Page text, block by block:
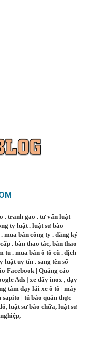
. tranh gao . tư vấn luật
ty luật . luật sư bào
. mua bán công ty. đăng ký
. bàn thao tác, bàn thao
tu. mua bán ô tô cũ. dịch
luật uy tín . sang tên sổ
Facebook| Quảng cáo
Ads | xe đẩy inox
dạy
tâm dạy lái xe ô tô | máy
sapito | tủ bảo quản thực
, luật sư bào chữa, luật sư
,